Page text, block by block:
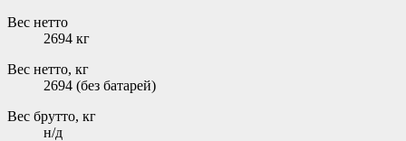
Вес нетто
2694 кг
Вес нетто, кг
2694 (без батарей)
Вес брутто, кг
н/д